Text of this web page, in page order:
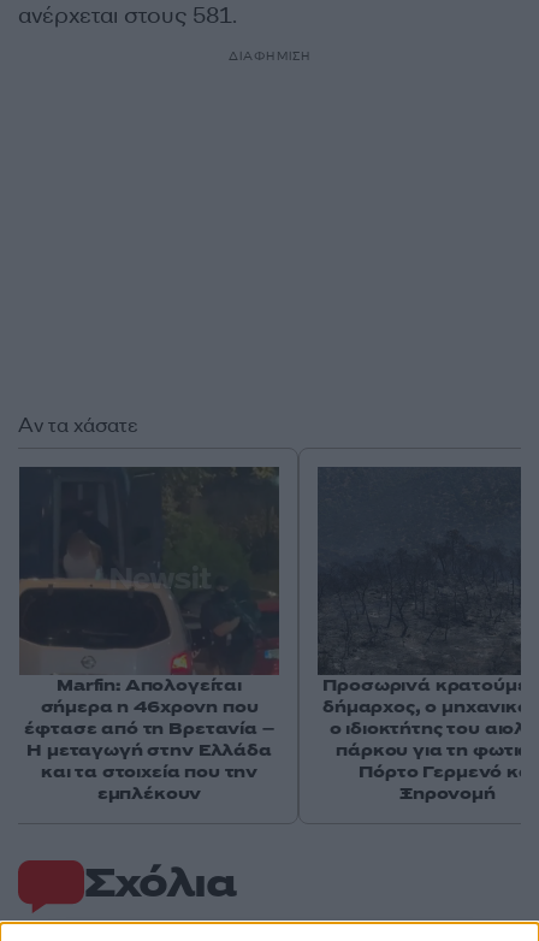
ανέρχεται στους 581.
ΔΙΑΦΗΜΙΣΗ
Σχόλια
Αν τα χάσατε
Marfin: Απολογείται
σήμερα η 46χρονη που
έφτασε από τη Βρετανία –
Η μεταγωγή στην Ελλάδα
και τα στοιχεία που την
εμπλέκουν
Προσωρινά
δήμαρχος, ο μηχανικός
ο ιδιοκτήτης του
πάρκου για τη φωτιά
Πόρτο Γερμενό και
Ξηρονομή